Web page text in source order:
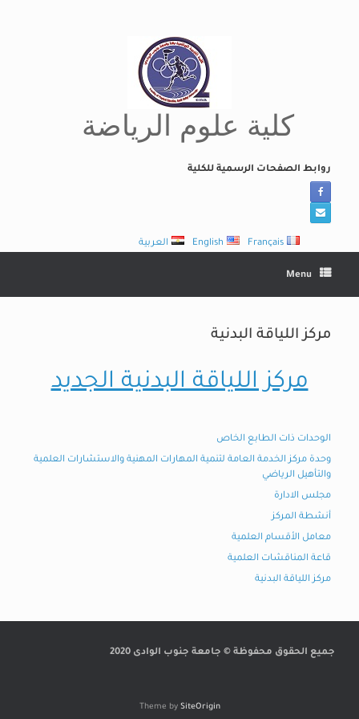
كلية علوم الرياضة
روابط الصفحات الرسمية للكلية
العربية English Français
Menu
مركز اللياقة البدنية
مركز اللياقة البدنية الجديد
الوحدات ذات الطابع الخاص
وحدة مركز الخدمة العامة لتنمية المهارات المهنية والاستشارات العلمية
والتأهيل الرياضي
مجلس الادارة
أنشطة المركز
معامل الأقسام العلمية
قاعة المناقشات العلمية
مركز اللياقة البدنية
جميع الحقوق محفوظة © جامعة جنوب الوادى 2020
Theme by SiteOrigin